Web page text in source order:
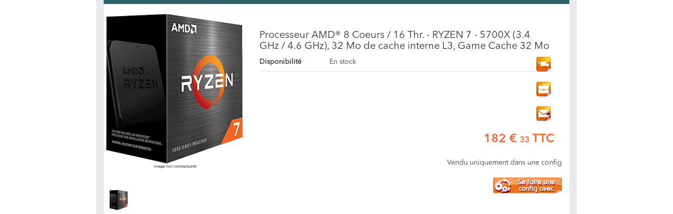
Processeur AMD® 8 Coeurs / 16 Thr. - RYZEN 7 - 5700X (3.4
GHz / 4.6 GHz), 32 Mo de cache interne L3, Game Cache 32 Mo
Disponibilité En stock
182 € 33 TTC
Vendu uniquement dans une config